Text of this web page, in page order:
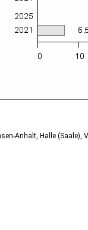
Anhalt, Halle (Saale),